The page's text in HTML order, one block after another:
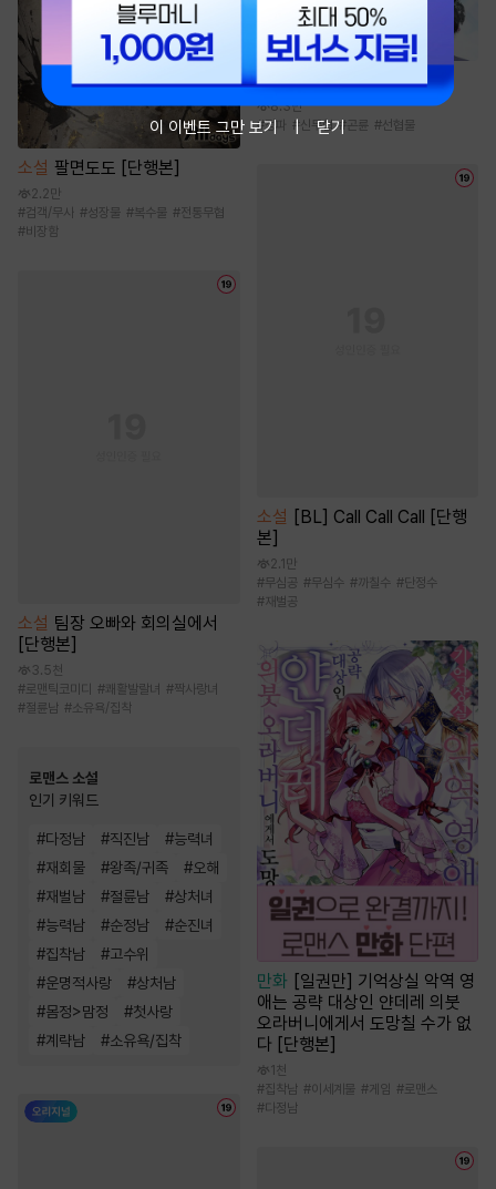
소설 팔면도도 [단행본]
2.2만
#검객/무사 #성장물 #복수물 #전통무협
#비장함
소설 팀장 오빠와 회의실에서
[단행본]
3.5천
#로맨틱코미디 #쾌활발랄녀 #짝사랑녀
#절륜남 #소유욕/집착
로맨스 소설
인기 키워드
#다정남 #직진남 #능력녀
#재회물 #왕족/귀족 #오해
#재벌남 #절륜남 #상처녀
#능력남 #순정남 #순진녀
#집착남 #고수위
#운명적사랑 #상처남
#몸정>맘정 #첫사랑
#계략남 #소유욕/집착
소설 곤륜신기전 [단행본]
8.3만
#정파 #신무협 #곤륜 #선협물
소설 [BL] Call Call Call [단행
본]
2.1만
#무심공 #무심수 #까칠수 #단정수
#재벌공
만화 [일권만] 기억상실 악역 영
애는 공략 대상인 얀데레 의붓
오라버니에게서 도망칠 수가 없
다 [단행본]
1천
#집착남 #이세계물 #게임 #로맨스
#다정남
이 이벤트 그만 보기 닫기